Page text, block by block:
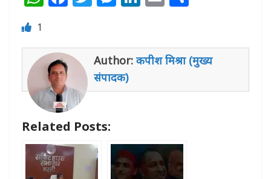
s
A
p
p
e
o
o
k
e
r
e
n
g
e
n
l e
1
Author: कपीश मिश्रा (मुख्य
संपादक)
Related Posts: